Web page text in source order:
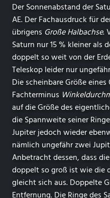
Der Sonnenabstand der
AE. Der Fachausdruck für
übrigens Große Halbachse.
Saturn nur 15 % kleiner als
doppelt so weit von der
Teleskop leider nur
Die scheinbare Größe
Fachterminus
auf die Größe des
die Spannweite seiner
Jupiter jedoch wieder
nämlich ungefähr zwei
Anbetracht dessen, dass
doppelt so groß ist wie die
gleicht sich aus. Doppelte